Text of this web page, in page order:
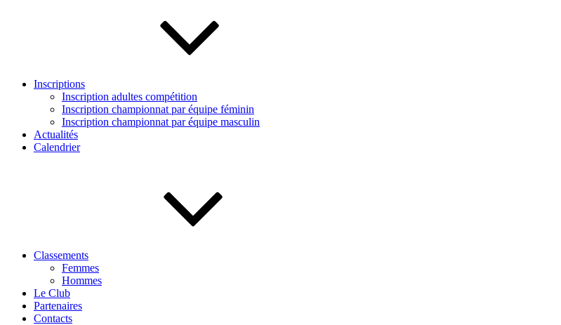
Inscriptions
Inscription adultes compétition
Inscription championnat par équipe féminin
Inscription championnat par équipe masculin
Actualités
Calendrier
Classements
Femmes
Hommes
Le Club
Partenaires
Contacts